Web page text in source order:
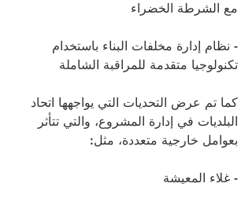
مع الشرطة الخضراء
- نظام إدارة مخلفات البناء باستخدام
تكنولوجيا متقدمة للمراقبة الشاملة
كما تم عرض التحديات التي يواجهها اتحاد
البلديات في إدارة المشروع، والتي تتأثر
بعوامل خارجية متعددة، مثل:
- غلاء المعيشة